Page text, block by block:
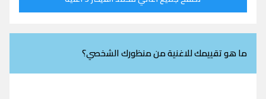
ما هو تقييمك للاغنية من منظورك الشخصي؟